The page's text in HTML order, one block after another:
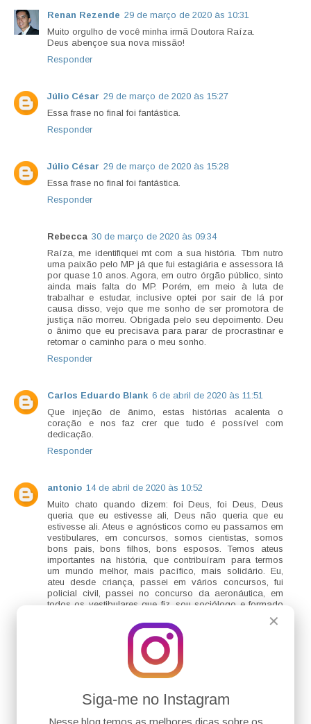
✕
Siga-me no Instagram
Nesse blog temos as melhores dicas sobre os
Renan Rezende 29 de março de 2020 às 10:31
Muito orgulho de você minha irmã Doutora Raíza.
Deus abençoe sua nova missão!
Responder
Júlio César 29 de março de 2020 às 15:27
Essa frase no final foi fantástica.
Responder
Júlio César 29 de março de 2020 às 15:28
Essa frase no final foi fantástica.
Responder
Rebecca 30 de março de 2020 às 09:34
Raíza, me identifiquei mt com a sua história. Tbm nutro
uma paixão pelo MP já que fui estagiária e assessora lá
por quase 10 anos. Agora, em outro órgão público, sinto
ainda mais falta do MP. Porém, em meio à luta de
trabalhar e estudar, inclusive optei por sair de lá por
causa disso, vejo que me sonho de ser promotora de
justiça não morreu. Obrigada pelo seu depoimento. Deu
o ânimo que eu precisava para parar de procrastinar e
retomar o caminho para o meu sonho.
Responder
Carlos Eduardo Blank 6 de abril de 2020 às 11:51
Que injeção de ânimo, estas histórias acalenta o
coração e nos faz crer que tudo é possível com
dedicação.
Responder
antonio 14 de abril de 2020 às 10:52
Muito chato quando dizem: foi Deus, foi Deus, Deus
queria que eu estivesse ali, Deus não queria que eu
estivesse ali. Ateus e agnósticos como eu passamos em
vestibulares, em concursos, somos cientistas, somos
bons pais, bons filhos, bons esposos. Temos ateus
importantes na história, que contribuíram para termos
um mundo melhor, mais pacífico, mais solidário. Eu,
ateu desde criança, passei em vários concursos, fui
policial civil, passei no concurso da aeronáutica, em
todos os vestibulares que fiz, sou sociólogo e formado
em direito, tenho duas pós-graduações e sou servidor
da Justiça Federal. Além disso, tenho uma esposa há 22
anos e duas filhas maravilhosas, que me amam
bastante. Não tenho nada contra religiões nem
religiosos, mas quero deixar meu depoimento para dizer
que SIM, não importa se você crê ou não em Deus para
objetivo. Não precisamos atribuir a outrem nosso
resultado positivo: venci por minha causa, por causa
das pessoas que amo. Portanto, ateus e agnósticos,